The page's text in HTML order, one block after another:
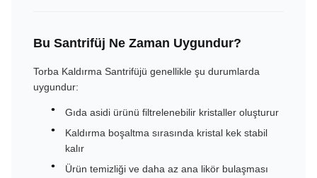
Bu Santrifüj Ne Zaman Uygundur?
Torba Kaldırma Santrifüjü genellikle şu durumlarda
uygundur:
Gıda asidi ürünü filtrelenebilir kristaller oluşturur
Kaldırma boşaltma sırasında kristal kek stabil
kalır
Ürün temizliği ve daha az ana likör bulaşması